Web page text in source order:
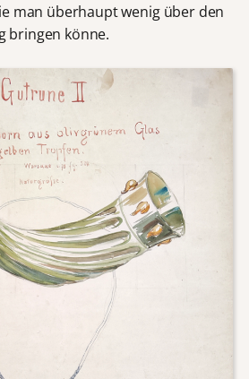
man überhaupt wenig über den
bringen könne.